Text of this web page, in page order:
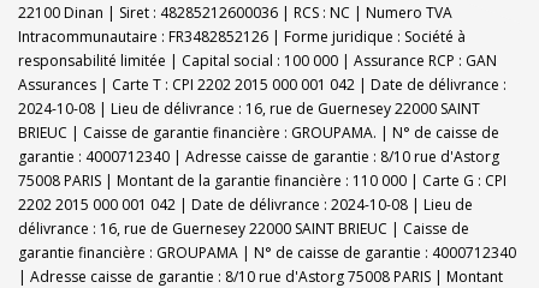
22100 Dinan | Siret : 48285212600036 | RCS : NC | Numero TVA
Intracommunautaire : FR3482852126 | Forme juridique : Société à
responsabilité limitée | Capital social : 100 000 | Assurance RCP : GAN
Assurances | Carte T : CPI 2202 2015 000 001 042 | Date de délivrance :
2024-10-08 | Lieu de délivrance : 16, rue de Guernesey 22000 SAINT
BRIEUC | Caisse de garantie financière : GROUPAMA. | N° de caisse de
garantie : 4000712340 | Adresse caisse de garantie : 8/10 rue d'Astorg
75008 PARIS | Montant de la garantie financière : 110 000 | Carte G : CPI
2202 2015 000 001 042 | Date de délivrance : 2024-10-08 | Lieu de
délivrance : 16, rue de Guernesey 22000 SAINT BRIEUC | Caisse de
garantie financière : GROUPAMA | N° de caisse de garantie : 4000712340
| Adresse caisse de garantie : 8/10 rue d'Astorg 75008 PARIS | Montant